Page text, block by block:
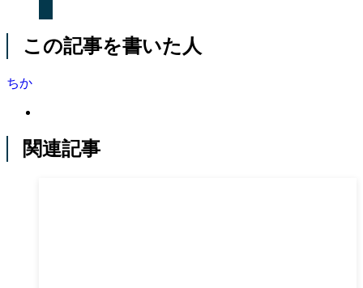
この記事を書いた人
ちか
関連記事